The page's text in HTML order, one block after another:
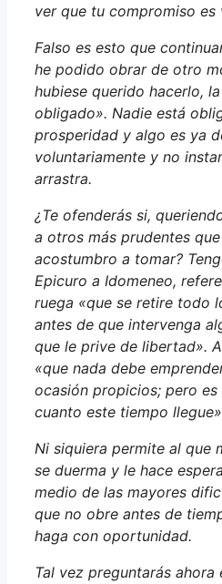
ver que tu compromiso es
Falso es esto que
he podido obrar de otro
hubiese querido hacerlo,
obligado». Nadie está
prosperidad y algo es ya
voluntariamente y no
arrastra.
¿Te ofenderás si,
a otros más prudentes
acostumbro a tomar?
Epicuro a Idomeneo,
ruega «que se retire todo
antes de que intervenga
que le prive de libertad».
«que nada debe
ocasión propicios; pero es
cuanto este tiempo
Ni siquiera permite al que
se duerma y le hace
medio de las mayores
que no obre antes de
haga con oportunidad.
Tal vez preguntarás ahora